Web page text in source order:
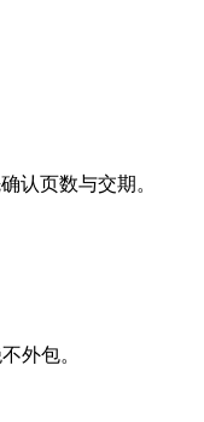
认页数与交期。
外包。